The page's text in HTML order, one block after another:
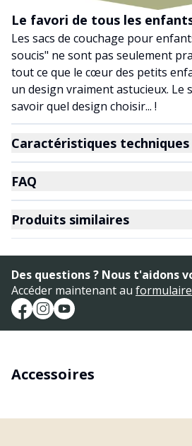
Le favori de tous les
Les sacs de couchage pour
soucis" ne sont pas seulement
tout ce que le cœur des petits
un design vraiment astucieux. Le
savoir quel design choisir... !
Caractéristiques techniques
FAQ
Produits similaires
Des questions ? Nous t'aidons
Accéder maintenant au
Accessoires